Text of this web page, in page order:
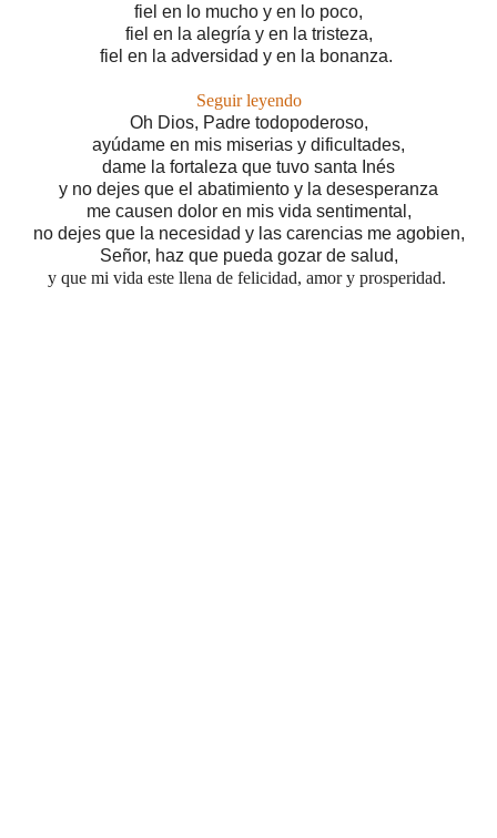
fiel en lo mucho y en lo poco,
fiel en la alegría y en la tristeza,
fiel en la adversidad y en la bonanza.
Seguir leyendo
Oh Dios, Padre todopoderoso,
ayúdame en mis miserias y dificultades,
dame la fortaleza que tuvo santa Inés
y no dejes que el abatimiento y la desesperanza
me causen dolor en mis vida sentimental,
no dejes que la necesidad y las carencias me agobien,
Señor, haz que pueda gozar de salud,
y que mi vida este llena de felicidad, amor y prosperidad.